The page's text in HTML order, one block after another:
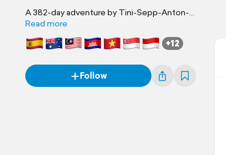
A 382-day adventure by Tini-Sepp-Anton-
Mila
Read more
+12
Follow